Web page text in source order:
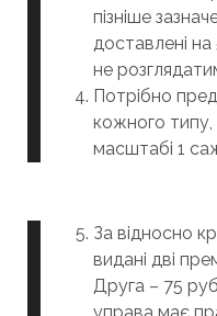
пізніше
доставлені на
не
Потрібно
кожного типу,
масштабі 1
За відносно
видані дві
Друга – 75